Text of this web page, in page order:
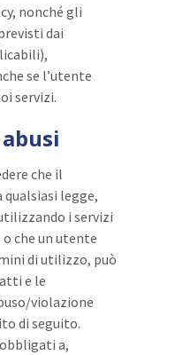
nonché gli
dai
se l’utente
servizi.
che il
legge,
i servizi
che un utente
di utilizzo, può
e le
violazione
di seguito.
a,